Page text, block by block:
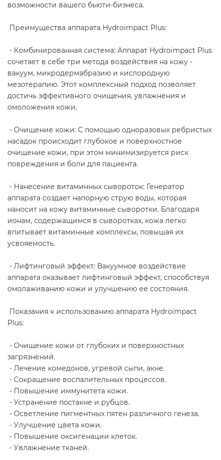
возможности вашего бьюти-бизнеса.
Преимущества аппарата Hydroimpact Plus:
- Комбинированная система: Аппарат Hydroimpact Plus
сочетает в себе три метода воздействия на кожу -
вакуум, микродермабразию и кислородную
мезотерапию. Этот комплексный подход позволяет
достичь эффективного очищения, увлажнения и
омоложения кожи.
- Очищение кожи: С помощью одноразовых ребристых
насадок происходит глубокое и поверхностное
очищение кожи, при этом минимизируется риск
повреждения и боли для пациента.
- Нанесение витаминных сывороток: Генератор
аппарата создает напорную струю воды, которая
наносит на кожу витаминные сыворотки. Благодаря
ионам, содержащимся в сыворотках, кожа легко
впитывает витаминные комплексы, повышая их
усвояемость.
- Лифтинговый эффект: Вакуумное воздействие
аппарата оказывает лифтинговый эффект, способствуя
омолаживанию кожи и улучшению ее состояния.
Показания к использованию аппарата Hydroimpact
Plus:
- Очищение кожи от глубоких и поверхностных
загрязнений.
- Лечение комедонов, угревой сыпи, акне.
- Сокращение воспалительных процессов.
- Повышение иммунитета кожи.
- Устранение постакне и рубцов.
- Осветление пигментных пятен различного генеза.
- Улучшение цвета кожи.
- Повышение оксигенации клеток.
- Увлажнение тканей.